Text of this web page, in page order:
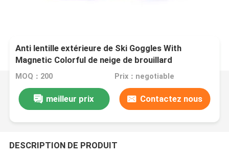
Anti lentille extérieure de Ski Goggles With
Magnetic Colorful de neige de brouillard
MOQ：200 Prix：negotiable
meilleur prix Contactez nous
DESCRIPTION DE PRODUIT